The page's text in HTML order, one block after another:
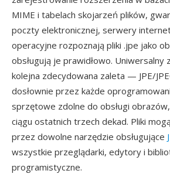
MIME i tabelach skojarzeń plików,
poczty elektronicznej, serwery
operacyjne rozpoznają pliki .jpe jako
obsługują je prawidłowo. Uniwersalny
kolejna zdecydowana zaleta — JPE/
dosłownie przez każde
sprzętowe zdolne do obsługi
ciągu ostatnich trzech dekad. Pliki
przez dowolne narzędzie obsługujące
wszystkie przeglądarki, edytory i
programistyczne.